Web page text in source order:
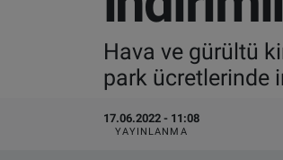
Hava ve gürültü
park ücretlerinde
17.06.2022 - 11:08
YAYINLANMA
ALGEMENE VOORWAARDEN
CONTACT